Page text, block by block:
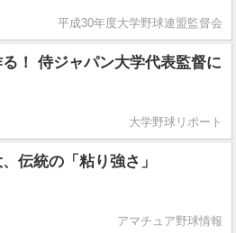
平成30年度大学野球連盟監督会
！ 侍ジャパン大学代表監督に
大学野球リポート
伝統の「粘り強さ」
アマチュア野球情報